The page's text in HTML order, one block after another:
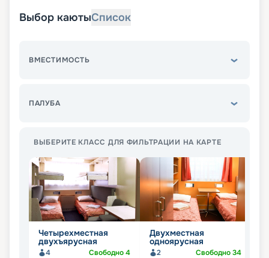
Выбор каютыСписок
ВМЕСТИМОСТЬ
ПАЛУБА
ВЫБЕРИТЕ КЛАСС ДЛЯ ФИЛЬТРАЦИИ НА КАРТЕ
Четырехместная
двухъярусная
4 Свободно4
Двухместная
одноярусная
2 Свободно34